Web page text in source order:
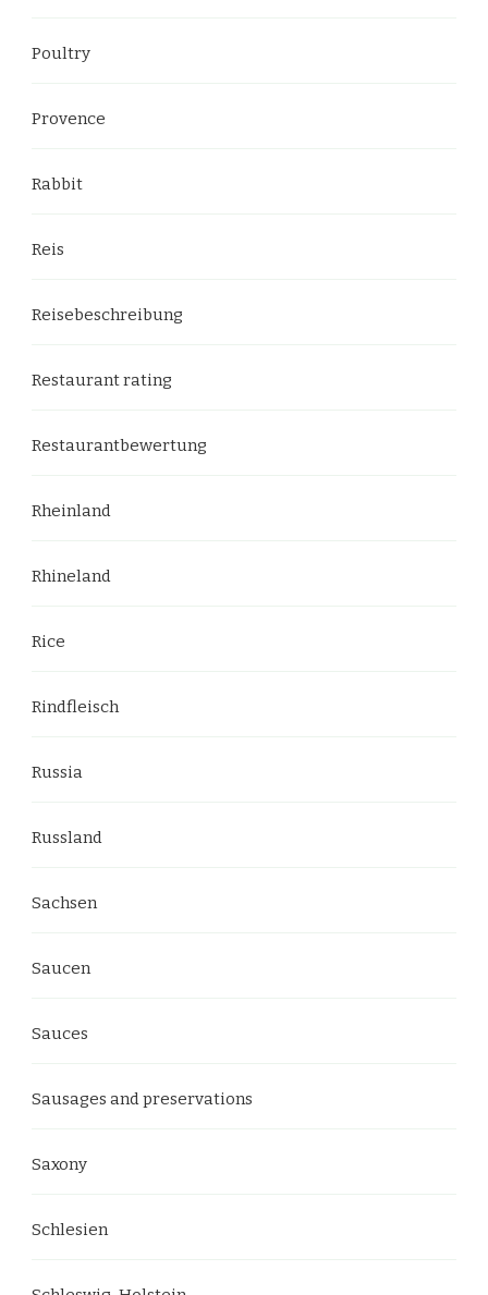
Poultry
Provence
Rabbit
Reis
Reisebeschreibung
Restaurant rating
Restaurantbewertung
Rheinland
Rhineland
Rice
Rindfleisch
Russia
Russland
Sachsen
Saucen
Sauces
Sausages and preservations
Saxony
Schlesien